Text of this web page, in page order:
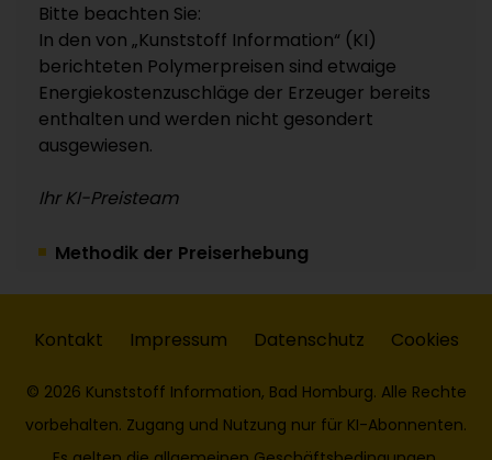
Bitte beachten Sie:
In den von „Kunststoff Information“ (KI)
berichteten Polymerpreisen sind etwaige
Energiekostenzuschläge der Erzeuger bereits
enthalten und werden nicht gesondert
ausgewiesen.
Ihr KI-Preisteam
Methodik der Preiserhebung
Kontakt Impressum Datenschutz Cookies
© 2026 Kunststoff Information, Bad Homburg. Alle Rechte
vorbehalten. Zugang und Nutzung nur für KI-Abonnenten.